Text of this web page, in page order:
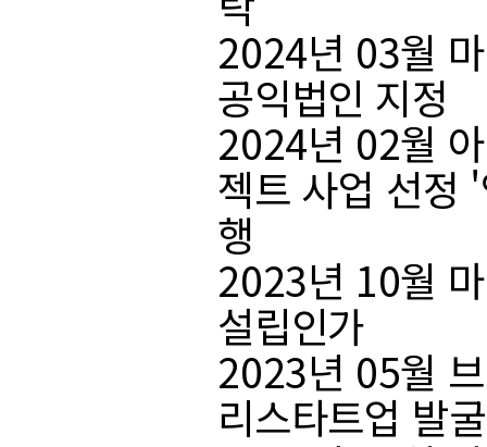
2024년 03월
공익법인 지정
2024년 02월
젝트 사업 선정
행
2023년 10월
설립인가
2023년 05월
리스타트업 발